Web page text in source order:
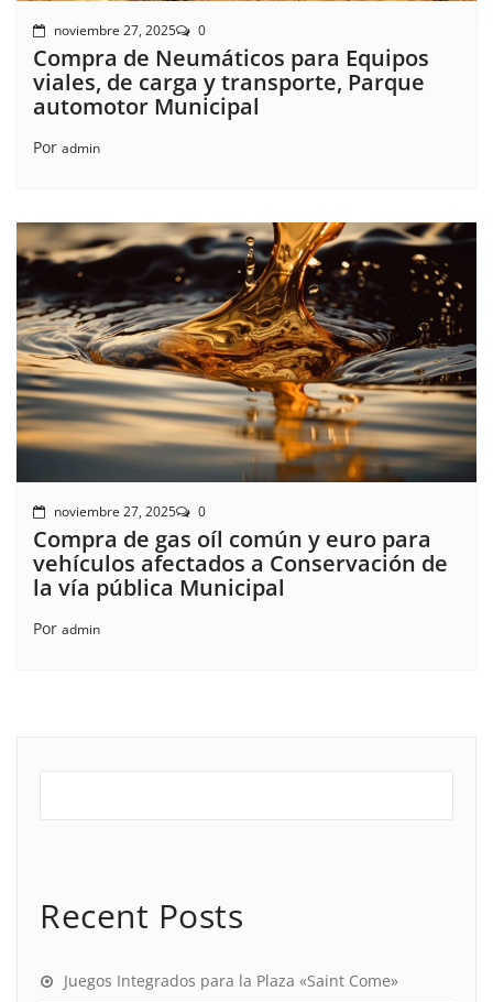
noviembre 27, 2025 0
Compra de Neumáticos para Equipos
viales, de carga y transporte, Parque
automotor Municipal
Por admin
noviembre 27, 2025 0
Compra de gas oíl común y euro para
vehículos afectados a Conservación de
la vía pública Municipal
Por admin
Recent Posts
Juegos Integrados para la Plaza «Saint Come»